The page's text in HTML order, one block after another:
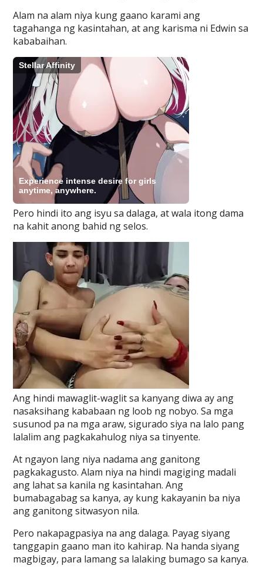
Alam na alam niya kung gaano karami ang
tagahanga ng kasintahan, at ang karisma ni Edwin sa
kababaihan.
Pero hindi ito ang isyu sa dalaga, at wala itong dama
na kahit anong bahid ng selos.
Ang hindi mawaglit-waglit sa kanyang diwa ay ang
nasaksihang kababaan ng loob ng nobyo. Sa mga
susunod pa na mga araw, sigurado siya na lalo pang
lalalim ang pagkakahulog niya sa tinyente.
At ngayon lang niya nadama ang ganitong
pagkakagusto. Alam niya na hindi magiging madali
ang lahat sa kanila ng kasintahan. Ang
bumabagabag sa kanya, ay kung kakayanin ba niya
ang ganitong sitwasyon nila.
Pero nakapagpasiya na ang dalaga. Payag siyang
tanggapin gaano man ito kahirap. Na handa siyang
magbigay, para lamang sa lalaking bumago sa kanya.